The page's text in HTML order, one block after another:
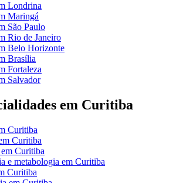
Londrina
Maringá
São Paulo
Rio de Janeiro
Belo Horizonte
Brasília
Fortaleza
Salvador
em Curitiba
Curitiba
Curitiba
em Curitiba
e metabologia em Curitiba
Curitiba